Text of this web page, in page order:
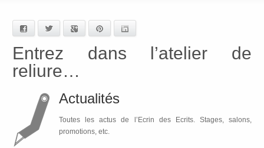
Facebook Twitter Google+ Pinterest
Entrez dans l’atelier de
reliure…
Actualités
Toutes les actus de l’Ecrin des Ecrits. Stages, salons,
promotions, etc.